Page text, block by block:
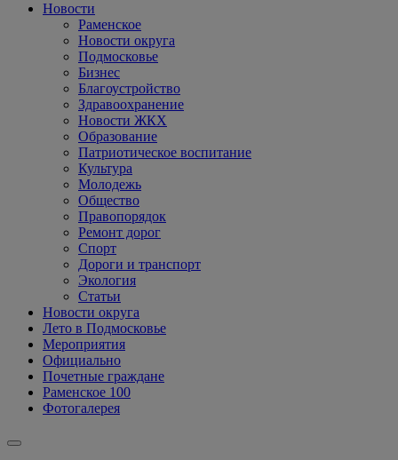
Новости
Раменское
Новости округа
Подмосковье
Бизнес
Благоустройство
Здравоохранение
Новости ЖКХ
Образование
Патриотическое воспитание
Культура
Молодежь
Общество
Правопорядок
Ремонт дорог
Спорт
Дороги и транспорт
Экология
Статьи
Новости округа
Лето в Подмосковье
Мероприятия
Официально
Почетные граждане
Раменское 100
Фотогалерея